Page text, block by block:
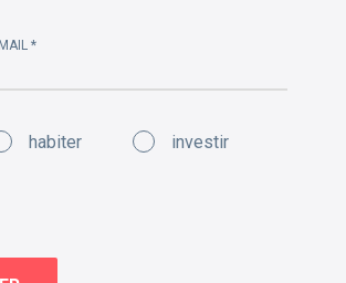
*
habiter investir